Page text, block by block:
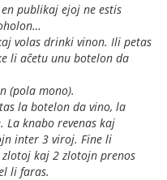
publikaj ejoj ne estis
volas drinki vinon. Ili petas
li aĉetu unu botelon da
(pola mono).
la botelon da vino, la
La knabo revenas kaj
inter 3 viroj. Fine li
kaj 2 zlotojn prenos
li faras.